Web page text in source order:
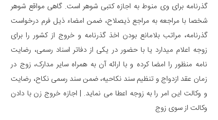
گذرنامه برای وی منوط به اجازه کتبی شوهر است. گاهی مواقع شوهر
شخصا با مراجعه به مراجع ذیصلاح، ضمن امضاء ذیل فرم درخواست
گذرنامه، مراتب بلامانع بودن اخذ گذرنامه و خروج از کشور را برای
زوجه اعلام میدارد یا با حضور در یکی از دفاتر اسناد رسمی، رضایت
نامه منظور را امضا کرده و با ارائه آن به همراه سایر مدارک، زوج در
زمان عقد ازدواج و تنظیم سند نکاحیه، ضمن سند رسمی نکاح، رضایت
و وکالت این امر را به زوجه اعطا می نماید. | اجازه خروج زن با دادن
وکالت از سوی زوج